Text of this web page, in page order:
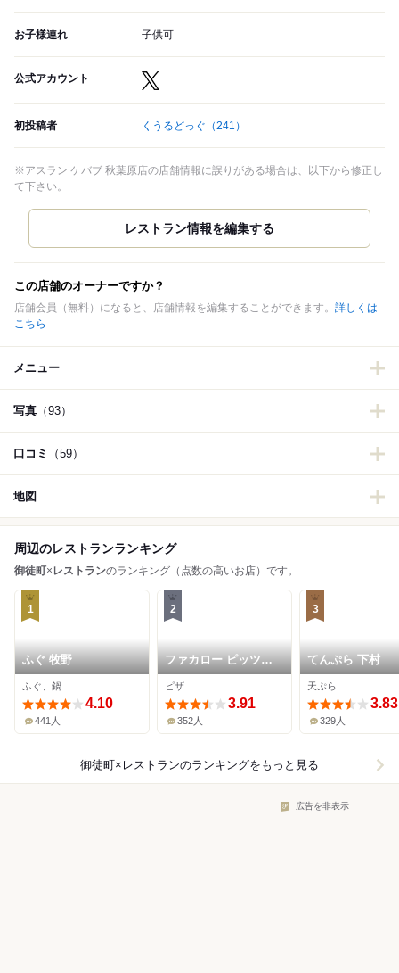
お子様連れ 子供可
公式アカウント
初投稿者 くうるどっぐ （241）
※アスラン ケバブ 秋葉原店の店舗情報に誤りがある場合は、以下から修正し
て下さい。
この店舗のオーナーですか？
店舗会員（無料）になると、店舗情報を編集することができます。 詳しくは
こちら
メニュー
写真 （93）
口コミ （59）
地図
周辺のレストランランキング
御徒町× レストランのランキング（点数の高いお店）です。
1
ふぐ 牧野
ふぐ、鍋
4.10
441人
2
ファカロー ピッツァ
ギャラリー
ピザ
3.91
352人
3
てんぷら 下村
天ぷら
3.83
329人
御徒町×レストランのランキングをもっと見る
広告を非表示